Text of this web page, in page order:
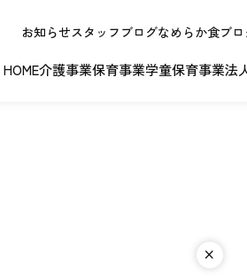
お知らせスタッフブログなめらか食ブロ
HOME介護事業保育事業学童保育事業法